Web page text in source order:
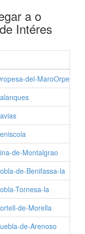
a o
Intéres
del-MaroOrpesa
de-Montalgrao
de-Benifassa-la
Tornesa-la
de-Morella
de-Arenoso